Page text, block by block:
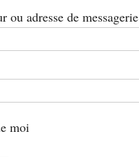
ou adresse de
moi